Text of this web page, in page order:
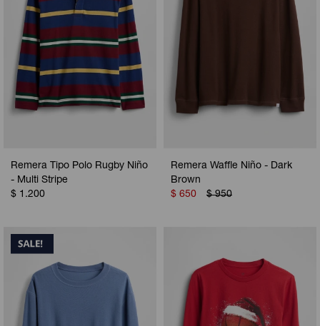
Remera Tipo Polo Rugby Niño
- Multi Stripe
$ 1.200
Remera Waffle Niño - Dark
Brown
$ 650 $ 950